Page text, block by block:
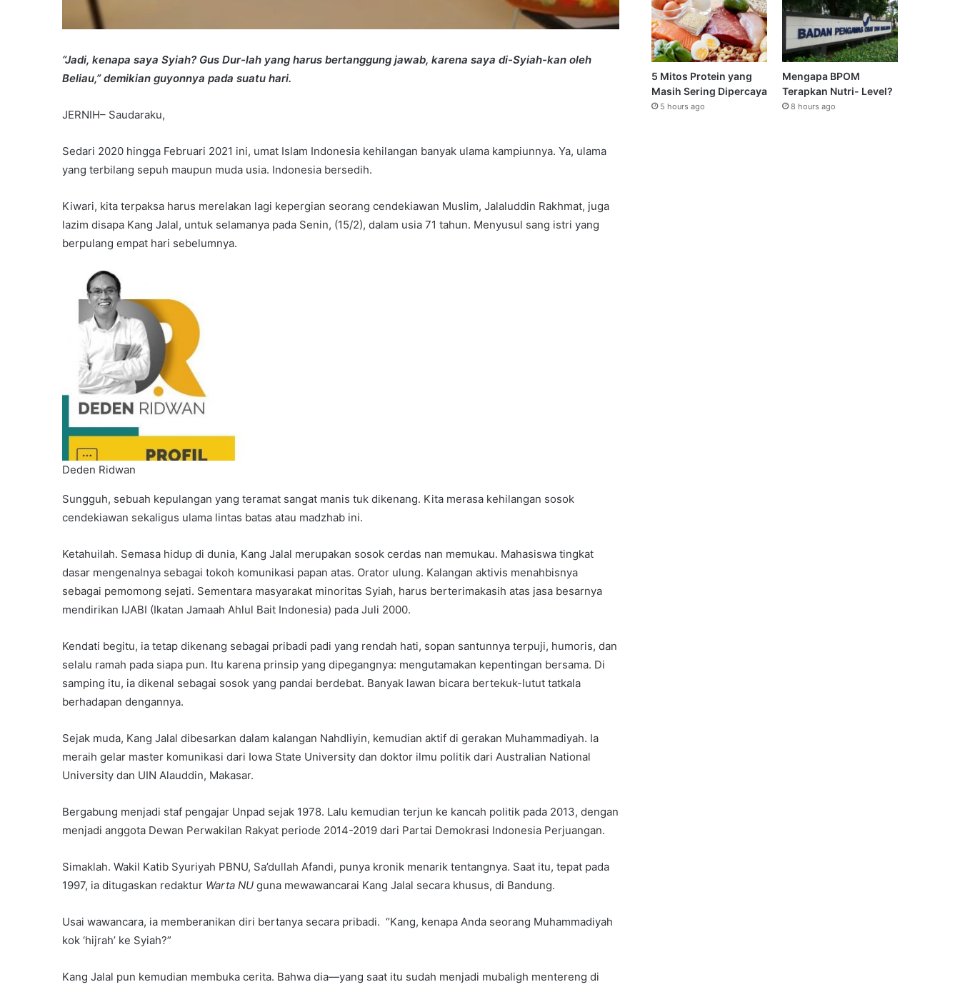
“Jadi, kenapa saya Syiah? Gus Dur-lah yang harus bertanggung jawab, karena saya di-Syiah-kan oleh
Beliau,” demikian guyonnya pada suatu hari.
JERNIH– Saudaraku,
Sedari 2020 hingga Februari 2021 ini, umat Islam Indonesia kehilangan banyak ulama kampiunnya. Ya, ulama
yang terbilang sepuh maupun muda usia. Indonesia bersedih.
Kiwari, kita terpaksa harus merelakan lagi kepergian seorang cendekiawan Muslim, Jalaluddin Rakhmat, juga
lazim disapa Kang Jalal, untuk selamanya pada Senin, (15/2), dalam usia 71 tahun. Menyusul sang istri yang
berpulang empat hari sebelumnya.
Deden Ridwan
Sungguh, sebuah kepulangan yang teramat sangat manis tuk dikenang. Kita merasa kehilangan sosok
cendekiawan sekaligus ulama lintas batas atau madzhab ini.
Ketahuilah. Semasa hidup di dunia, Kang Jalal merupakan sosok cerdas nan memukau. Mahasiswa tingkat
dasar mengenalnya sebagai tokoh komunikasi papan atas. Orator ulung. Kalangan aktivis menahbisnya
sebagai pemomong sejati. Sementara masyarakat minoritas Syiah, harus berterimakasih atas jasa besarnya
mendirikan IJABI (Ikatan Jamaah Ahlul Bait Indonesia) pada Juli 2000.
Kendati begitu, ia tetap dikenang sebagai pribadi padi yang rendah hati, sopan santunnya terpuji, humoris, dan
selalu ramah pada siapa pun. Itu karena prinsip yang dipegangnya: mengutamakan kepentingan bersama. Di
samping itu, ia dikenal sebagai sosok yang pandai berdebat. Banyak lawan bicara bertekuk-lutut tatkala
berhadapan dengannya.
Sejak muda, Kang Jalal dibesarkan dalam kalangan Nahdliyin, kemudian aktif di gerakan Muhammadiyah. Ia
meraih gelar master komunikasi dari Iowa State University dan doktor ilmu politik dari Australian National
University dan UIN Alauddin, Makasar.
Bergabung menjadi staf pengajar Unpad sejak 1978. Lalu kemudian terjun ke kancah politik pada 2013, dengan
menjadi anggota Dewan Perwakilan Rakyat periode 2014-2019 dari Partai Demokrasi Indonesia Perjuangan.
Simaklah. Wakil Katib Syuriyah PBNU, Sa’dullah Afandi, punya kronik menarik tentangnya. Saat itu, tepat pada
1997, ia ditugaskan redaktur Warta NU guna mewawancarai Kang Jalal secara khusus, di Bandung.
Usai wawancara, ia memberanikan diri bertanya secara pribadi. “Kang, kenapa Anda seorang Muhammadiyah
kok ‘hijrah’ ke Syiah?”
Kang Jalal pun kemudian membuka cerita. Bahwa dia—yang saat itu sudah menjadi mubaligh mentereng di
5 Mitos Protein yang
Masih Sering Dipercaya
5 hours ago
Mengapa BPOM
Terapkan Nutri- Level?
8 hours ago